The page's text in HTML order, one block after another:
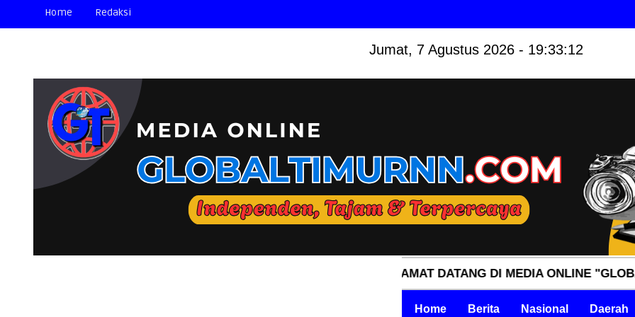
Home Redaksi
Jumat, 7 Agustus 2026 - 19:33:13
📢 SELAMAT DATANG DI MEDIA ONLINE
Home Berita Nasional Daerah